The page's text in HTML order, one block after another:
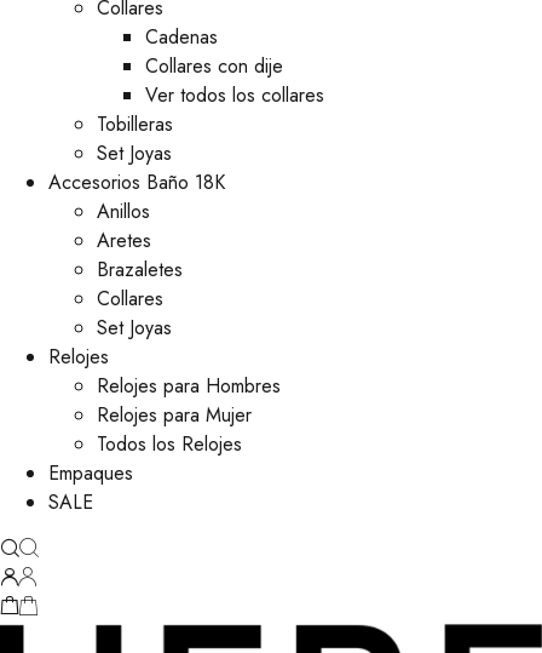
Collares
Cadenas
Collares con dije
Ver todos los collares
Tobilleras
Set Joyas
Accesorios Baño 18K
Anillos
Aretes
Brazaletes
Collares
Set Joyas
Relojes
Relojes para Hombres
Relojes para Mujer
Todos los Relojes
Empaques
SALE